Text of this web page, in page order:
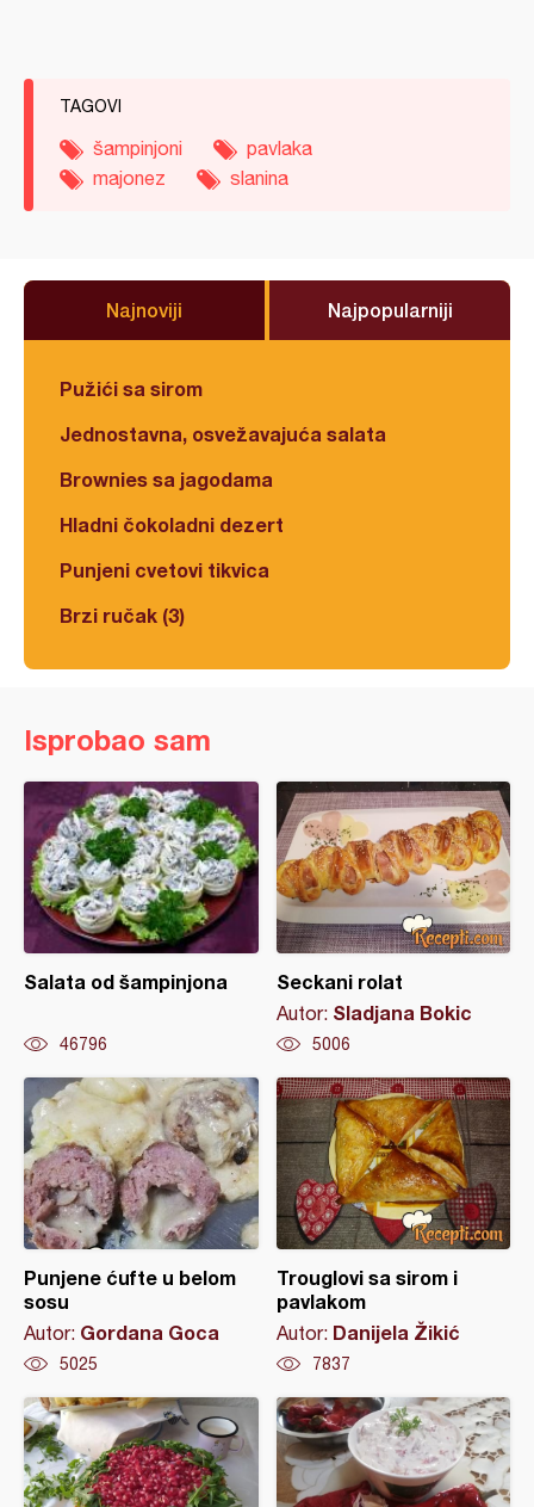
TAGOVI
šampinjoni
pavlaka
majonez
slanina
Najnoviji Najpopularniji
Pužići sa sirom
Jednostavna, osvežavajuća salata
Brownies sa jagodama
Hladni čokoladni dezert
Punjeni cvetovi tikvica
Brzi ručak (3)
Isprobao sam
Salata od šampinjona
46796
Seckani rolat
Autor: Sladjana Bokic
5006
Punjene ćufte u belom
sosu
Autor: Gordana Goca
5025
Trouglovi sa sirom i
pavlakom
Autor: Danijela Žikić
7837